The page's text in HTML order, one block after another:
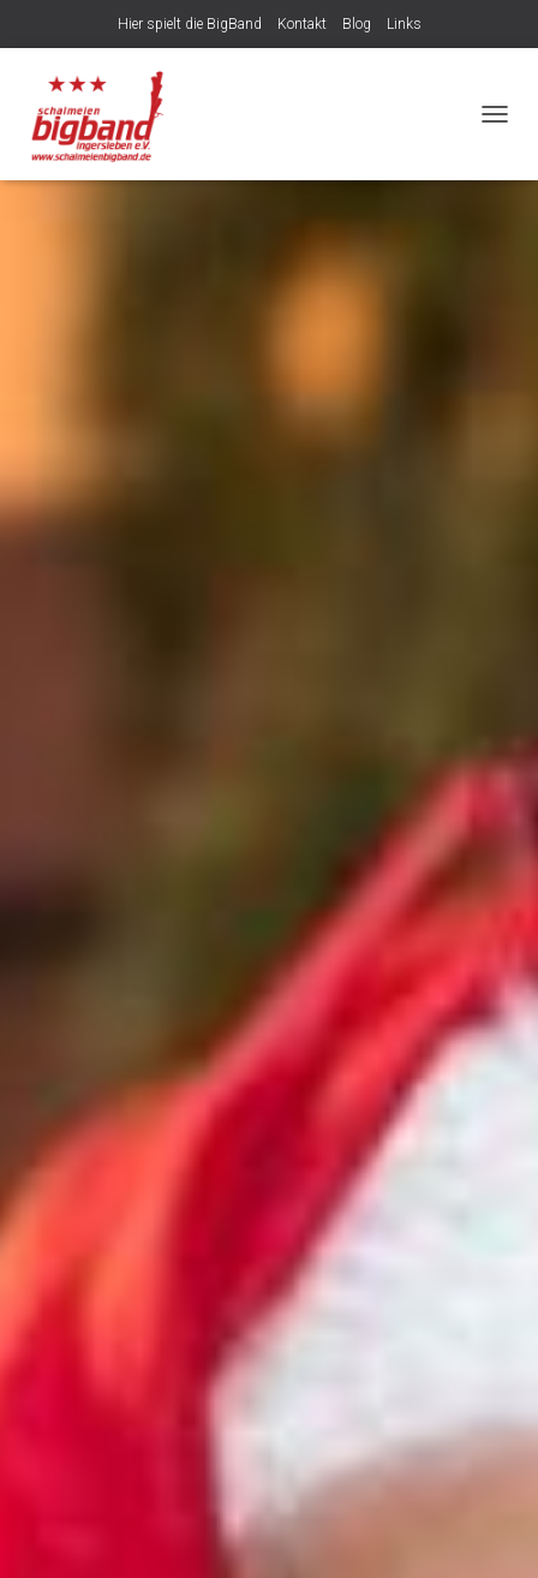
Hier spielt die BigBand Kontakt Blog Links